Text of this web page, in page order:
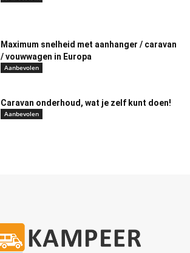
Maximum snelheid met aanhanger / caravan
/ vouwwagen in Europa
Aanbevolen
Caravan onderhoud, wat je zelf kunt doen!
Aanbevolen